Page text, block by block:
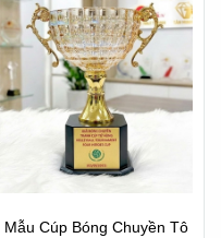
Mẫu Cúp Bóng Chuyền Tô